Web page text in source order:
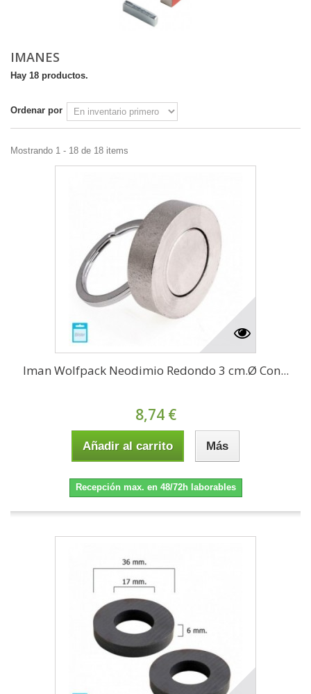
IMANES
Hay 18 productos.
Ordenar por
Mostrando 1 - 18 de 18 items
Iman Wolfpack Neodimio Redondo 3 cm.Ø Con...
8,74 €
Añadir al carrito Más
Recepción max. en 48/72h laborables